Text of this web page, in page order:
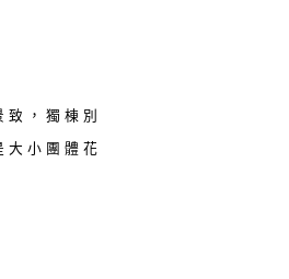
，獨棟別
大小團體花